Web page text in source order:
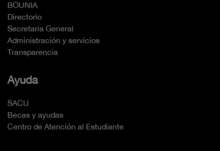
BOUNIA
Directorio
Secretaría General
Administración y servicios
Transparencia
Ayuda
SACU
Becas y ayudas
Centro de Atención al Estudiante